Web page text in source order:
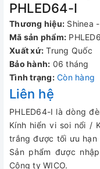
PHLED64-I
Thương hiệu: Shinea
Mã sản phẩm:
Xuất xứ: Trung Quốc
Bảo hành: 06 tháng
Tình trạng: Còn hàng
Liên hệ
PHLED64-I là dòng
Kính hiển vi soi nổi /
trắng được tối ưu hạn
Sản phẩm được
Công ty WICO.